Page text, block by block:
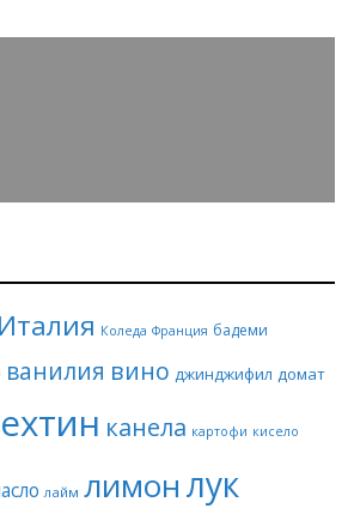
Италия Коледа Франция бадеми
ванилия вино джинджифил домат
канела картофи кисело
лайм лимонлук